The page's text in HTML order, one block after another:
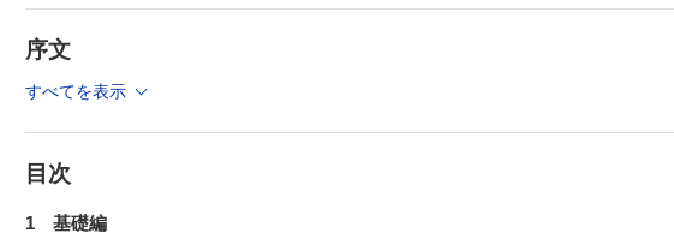
序文
すべてを表示
目次
1 基礎編